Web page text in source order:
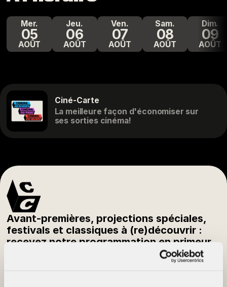
mer.
05
AOÛT
jeu.
06
AOÛT
ven.
07
AOÛT
sam.
08
AOÛT
dim.
09
AOÛT
Ciné-Carte
La meilleure façon d'économiser sur
ses sorties cinéma!
Avant-premières, projections spéciales,
festivals et classiques à (re)découvrir :
recevez notre programmation en primeur